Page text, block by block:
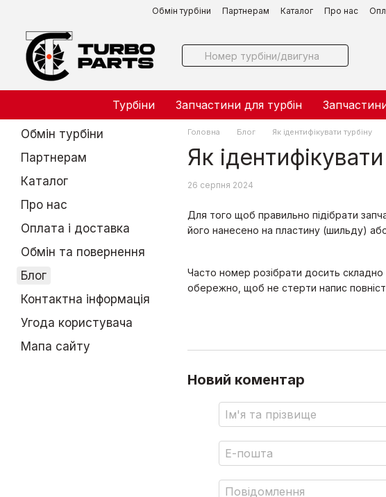
Перейти до основного контентуОбмін турбіни Партнерам Каталог Про нас
Турбіни Запчастини для турбін
Головна Блог Як ідентифікувати турбіну
Як
26 серпня 2024
Для того щоб правильно підібрати
його нанесено на пластину (шильду) або
Часто номер розібрати досить
обережно, щоб не стерти напис
Новий коментар
Обмін турбіни
Партнерам
Каталог
Про нас
Оплата і доставка
Обмін та повернення
Блог
Контактна інформація
Угода користувача
Мапа сайту